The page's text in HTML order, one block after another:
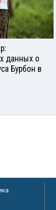
данных о
Бурбон в